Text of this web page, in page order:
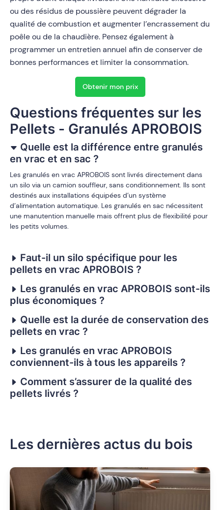
ou des résidus de poussière peuvent dégrader la
qualité de combustion et augmenter l’encrassement du
poêle ou de la chaudière. Pensez également à
programmer un entretien annuel afin de conserver de
bonnes performances et limiter la consommation.
Obtenir mon prix
Questions fréquentes sur les
Pellets - Granulés APROBOIS
Quelle est la différence entre granulés
en vrac et en sac ?
Les granulés en vrac APROBOIS sont livrés directement dans
un silo via un camion souffleur, sans conditionnement. Ils sont
destinés aux installations équipées d’un système
d’alimentation automatique. Les granulés en sac nécessitent
une manutention manuelle mais offrent plus de flexibilité pour
les petits volumes.
Faut-il un silo spécifique pour les
pellets en vrac APROBOIS ?
Les granulés en vrac APROBOIS sont-ils
plus économiques ?
Quelle est la durée de conservation des
pellets en vrac ?
Les granulés en vrac APROBOIS
conviennent-ils à tous les appareils ?
Comment s’assurer de la qualité des
pellets livrés ?
Les dernières actus du bois